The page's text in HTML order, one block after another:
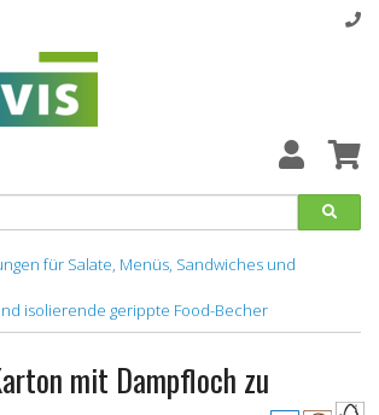
für Salate, Menüs, Sandwiches und
isolierende gerippte Food-Becher
mit Dampfloch zu